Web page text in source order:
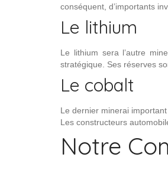
conséquent, d’importants
Le lithium
Le lithium sera l’autre
stratégique. Ses réserves
Le cobalt
Le dernier minerai
Les constructeurs
Notre